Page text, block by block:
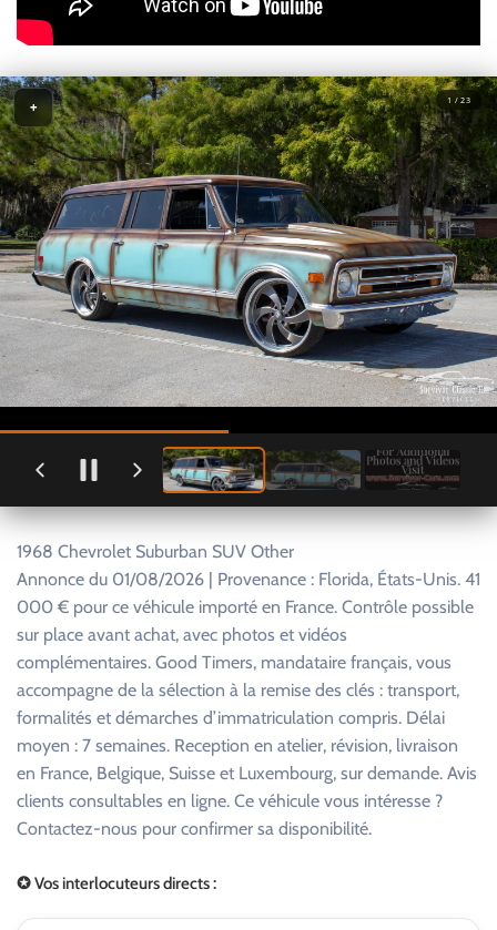
1 / 23
+
1968 Chevrolet Suburban SUV Other
Annonce du 01/08/2026 | Provenance : Florida, États-Unis. 41
000 € pour ce véhicule importé en France. Contrôle possible
sur place avant achat, avec photos et vidéos
complémentaires. Good Timers, mandataire français, vous
accompagne de la sélection à la remise des clés : transport,
formalités et démarches d’immatriculation compris. Délai
moyen : 7 semaines. Reception en atelier, révision, livraison
en France, Belgique, Suisse et Luxembourg, sur demande. Avis
clients consultables en ligne. Ce véhicule vous intéresse ?
Contactez-nous pour confirmer sa disponibilité.
✪ Vos interlocuteurs directs :